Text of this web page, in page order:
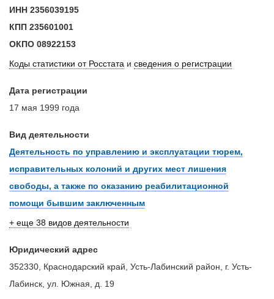
ИНН 2356039195
КПП 235601001
ОКПО 08922153
Коды статистики от Росстата и сведения о регистрации
Дата регистрации
17 мая 1999 года
Вид деятельности
Деятельность по управлению и эксплуатации тюрем,
исправительных колоний и других мест лишения
свободы, а также по оказанию реабилитационной
помощи бывшим заключенным
+ еще 38 видов деятельности
Юридический адрес
352330, Краснодарский край, Усть-Лабинский район, г. Усть-
Лабинск, ул. Южная, д. 19